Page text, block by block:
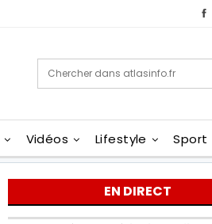
Vidéos Lifestyle Sport
EN DIRECT